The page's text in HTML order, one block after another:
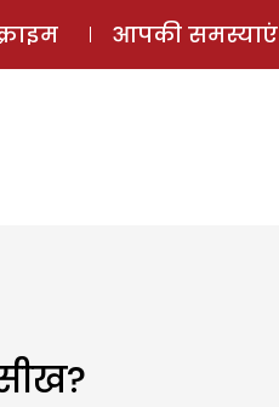
स्टोरी लॉग इन ⚲
आपकी समस्याएं